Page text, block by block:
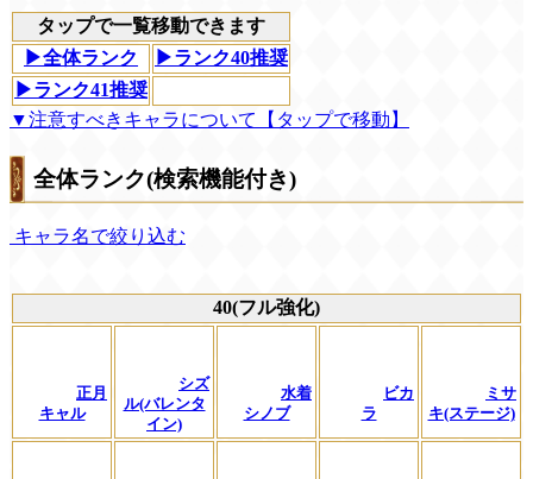
タップで一覧移動できます
▶全体ランク
▶ランク40推奨
▶ランク41推奨
▼注意すべきキャラについて【タップで移動】
全体ランク(検索機能付き)
キャラ名で絞り込む
40(フル強化)
正月
キャル
シズ
ル(バレンタ
イン)
水着
シノブ
ビカ
ラ
ミサ
キ(ステージ)